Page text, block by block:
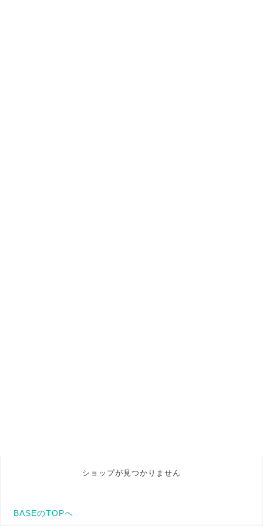
ショップが見つかりません
BASEのTOPへ